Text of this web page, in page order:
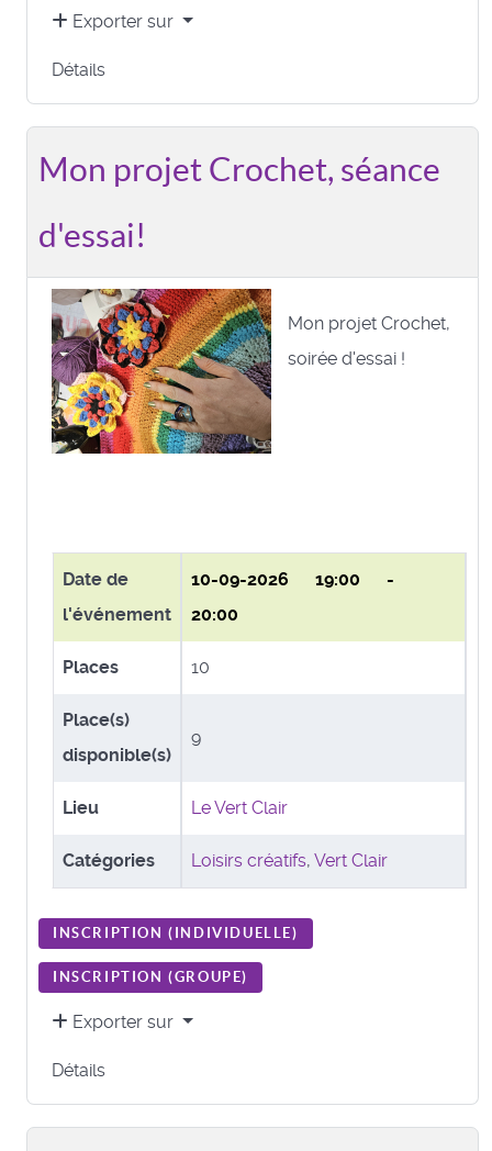
Exporter sur
Détails
Mon projet Crochet, séance
d'essai!
Mon projet Crochet,
soirée d'essai !
Date de
l'événement
10-09-2026 19:00 -
20:00
Places 10
Place(s)
disponible(s)
9
Lieu Le Vert Clair
Catégories Loisirs créatifs, Vert Clair
INSCRIPTION ( INDIVIDUELLE)
INSCRIPTION (GROUPE)
Exporter sur
Détails